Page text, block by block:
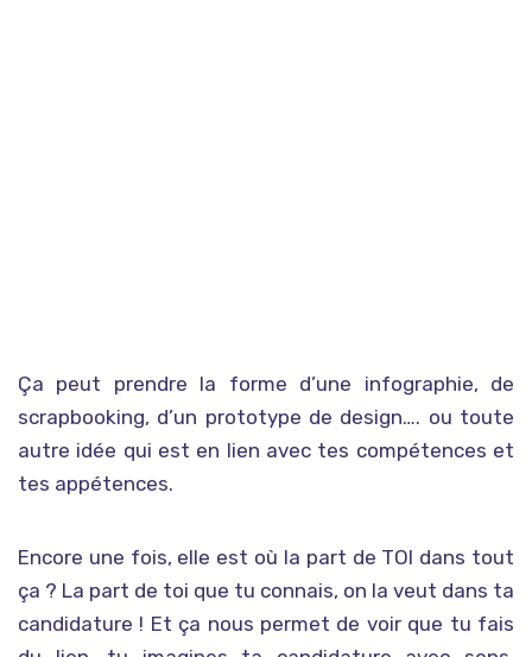
Ça peut prendre la forme d’une infographie, de
scrapbooking, d’un prototype de design…. ou toute
autre idée qui est en lien avec tes compétences et
tes appétences.
Encore une fois, elle est où la part de TOI dans tout
ça ? La part de toi que tu connais, on la veut dans ta
candidature ! Et ça nous permet de voir que tu fais